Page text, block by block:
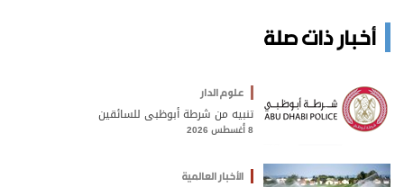
أخبار ذات صلة
علوم الدار
تنبيه من شرطة أبوظبي للسائقين
8 أغسطس 2026
الأخبار العالمية